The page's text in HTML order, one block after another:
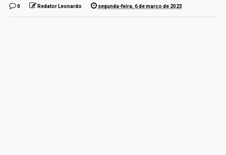
0 Redator Leonardo segunda-feira, 6 de março de 2023